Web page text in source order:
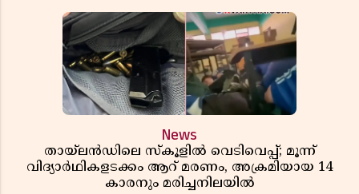
News
തായ്‌ലൻഡിലെ സ്‌കൂളിൽ വെടിവെപ്പ്; മൂന്ന്
വിദ്യാർഥികളടക്കം ആറ് മരണം, അക്രമിയായ 14
കാരനും മരിച്ചനിലയിൽ